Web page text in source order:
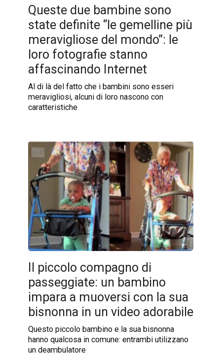
Queste due bambine sono
state definite “le gemelline più
meravigliose del mondo”: le
loro fotografie stanno
affascinando Internet
Al di là del fatto che i bambini sono esseri
meravigliosi, alcuni di loro nascono con
caratteristiche
Il piccolo compagno di
passeggiate: un bambino
impara a muoversi con la sua
bisnonna in un video adorabile
Questo piccolo bambino e la sua bisnonna
hanno qualcosa in comune: entrambi utilizzano
un deambulatore